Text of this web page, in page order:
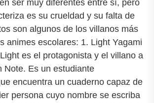
ser muy diferentes entre sí, pero
es su crueldad y su falta de
son algunos de los villanos más
animes escolares: 1. Light Yagami
es el protagonista y el villano a
Note. Es un estudiante
encuentra un cuaderno capaz de
persona cuyo nombre se escriba